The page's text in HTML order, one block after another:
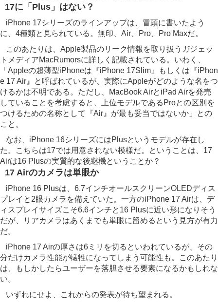
17に「Plus」はない？
iPhone 17シリーズのラインアップは、冒頭に書いたよう
に、4種類と見られている。無印、Air、Pro、Pro Maxだ。
このあたりは、Apple製品のリーク情報を取り扱うガジェッ
トメディアMacRumorsに詳しく記載されている。いわく、
「Appleの超薄型iPhoneは『iPhone 17Slim』もしくは『iPhon
e 17 Air』と呼ばれているが、実際にAppleがどのような名をつ
けるかは不明である。ただし、MacBook AirとiPad Airを発売
していることを考慮すると、上位モデルであるProとの区別を
つけるための名称として『Air』が最も妥当ではないか」との
こと。
なお、iPhone 16シリーズにはPlusというモデルが存在し
た。こちらは17では用意されない模様だ。ということは、17
Airは16 Plusの実質的な後継機ということか？
17 Airのカメラは単眼か
iPhone 16 Plusは、6.7インチオールスクリーンOLEDディス
プレイと2眼カメラを備えていた。一方のiPhone 17 Airは、デ
ィスプレイサイズこそ6.6インチと16 Plusに近い形になりそう
だが、リアカメラはあくまでも単眼に留めるという見方が有力
だ。
iPhone 17 Airの厚さは6ミリを切るといわれているが、その
分だけカメラ性能が犠牲になってしまう可能性も。このあたり
は、もしかしたらユーザーを落胆させる要素になるかもしれな
い。
いずれにせよ、これからの発表が待ち望まれる。